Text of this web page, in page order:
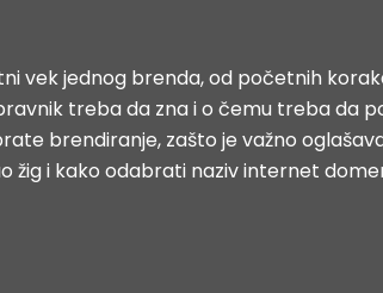
vek jednog brenda, od početnih
treba da zna i o čemu treba da
brendiranje, zašto je važno
žig i kako odabrati naziv internet